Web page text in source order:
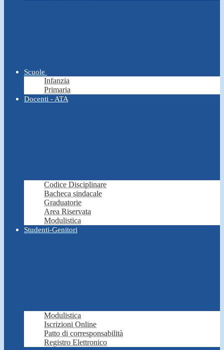
Scuole
Infanzia
Primaria
Docenti - ATA
Codice Disciplinare
Bacheca sindacale
Graduatorie
Area Riservata
Modulistica
Studenti-Genitori
Modulistica
Iscrizioni Online
Patto di corresponsabilità
Registro Elettronico